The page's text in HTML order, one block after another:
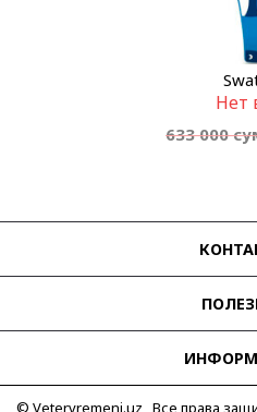
Нет
633 000
© Vetervremeni.uz Все права